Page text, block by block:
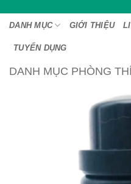
qua
dung
DANH MỤC GIỚI THIỆU
TUYỂN DỤNG
DANH MỤC PHÒNG